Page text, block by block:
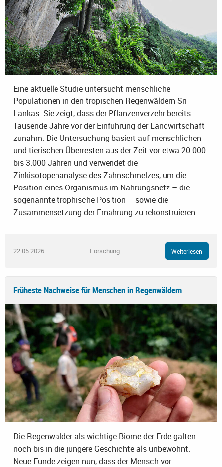
Eine aktuelle Studie untersucht menschliche
Populationen in den tropischen Regenwäldern Sri
Lankas. Sie zeigt, dass der Pflanzenverzehr bereits
Tausende Jahre vor der Einführung der Landwirtschaft
zunahm. Die Untersuchung basiert auf menschlichen
und tierischen Überresten aus der Zeit vor etwa 20.000
bis 3.000 Jahren und verwendet die
Zinkisotopenanalyse des Zahnschmelzes, um die
Position eines Organismus im Nahrungsnetz – die
sogenannte trophische Position – sowie die
Zusammensetzung der Ernährung zu rekonstruieren.
22.05.2026 Forschung Weiterlesen
Früheste Nachweise für Menschen in Regenwäldern
Die Regenwälder als wichtige Biome der Erde galten
noch bis in die jüngere Geschichte als unbewohnt.
Neue Funde zeigen nun, dass der Mensch vor